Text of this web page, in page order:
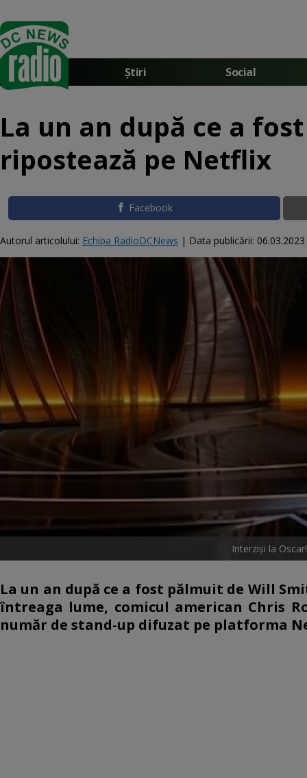
Știri Social
La un an după ce a
ripostează pe Netflix
Facebook
Autorul articolului: Echipa RadioDCNews | Data publicării:
Interziși la
La un an după ce a fost pălmuit de Will
întreaga lume, comicul american Chris
număr de stand-up difuzat pe platforma